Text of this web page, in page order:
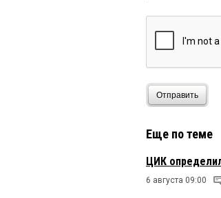
Отправить
Еще по теме
ЦИК
6 августа 09:00